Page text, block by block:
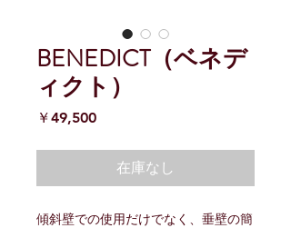
BENEDICT（ベネデ
ィクト）
￥49,500価
在庫なし
傾斜壁での使用だけでなく、垂壁の簡